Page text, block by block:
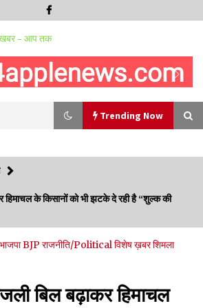
Trending Now
कार्रवाई, 3 पुलिसकर्मी निलंबित
दी जानकारी
भावा वन्यजीव अभयारण्य में फिर दिखा जंगलों का ‘खामोश पहरेदार’, दुर्लभ
हिमाचल के किसानों को भी झटके दे रही है “शुल्क की
भाजपा BJP राजनीति/Politicalविशेष ख़बरशिमला
बिल बढ़ाकर हिमाचल